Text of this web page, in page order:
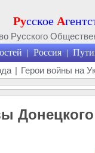
Русское А
Русского
| Россия |
| Герои войны на